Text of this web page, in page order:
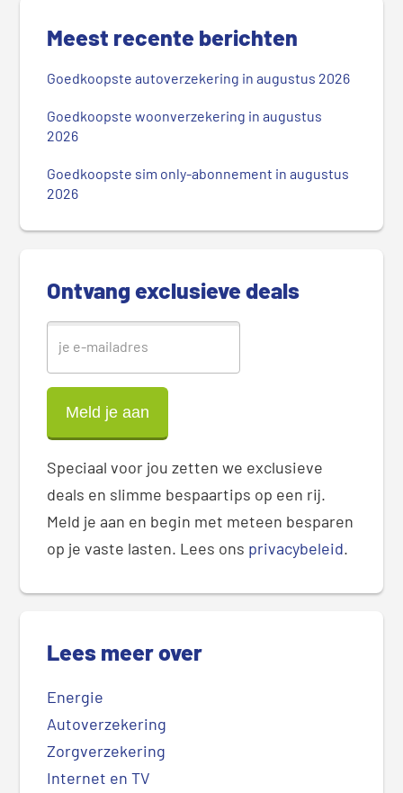
d
Meest recente berichten
Goedkoopste autoverzekering in augustus 2026
Goedkoopste woonverzekering in augustus
2026
Goedkoopste sim only-abonnement in augustus
2026
Ontvang exclusieve deals
Speciaal voor jou zetten we exclusieve
deals en slimme bespaartips op een rij.
Meld je aan en begin met meteen besparen
op je vaste lasten. Lees ons privacybeleid.
Lees meer over
Energie
Autoverzekering
Zorgverzekering
Internet en TV